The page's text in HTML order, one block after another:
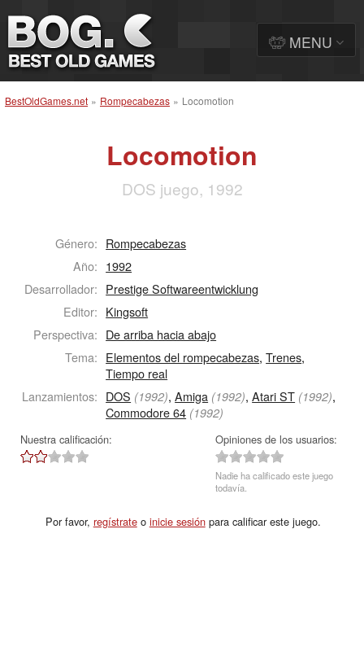
BestOldGames.net » Rompecabezas » Locomotion
Locomotion
DOS juego, 1992
Género: Rompecabezas
Año: 1992
Desarrollador: Prestige Softwareentwicklung
Editor: Kingsoft
Perspectiva: De arriba hacia abajo
Tema: Elementos del rompecabezas,Trenes,
Tiempo real
Lanzamientos: DOS (1992),Amiga (1992),Atari ST (1992),
Commodore 64 (1992)
Nuestra calificación: Opiniones de los usuarios:
Nadie ha calificado este juego
todavía.
Por favor, regístrateo inicie sesiónpara calificar este juego.
MENU